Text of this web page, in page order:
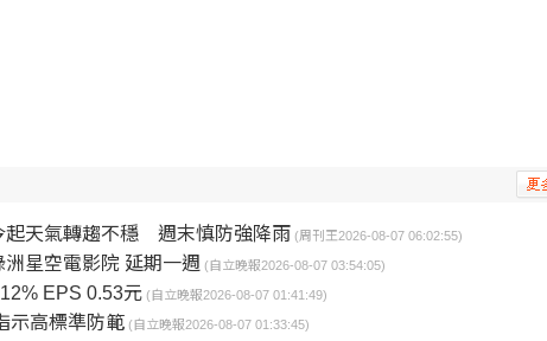
起天氣轉趨不穩 週末慎防強降雨 (周刊王2026-08-07 06:02:55)
星空電影院 延期一週 (自立晚報2026-08-07 03:54:05)
EPS 0.53元 (自立晚報2026-08-07 01:41:49)
示高標準防範 (自立晚報2026-08-07 01:33:45)